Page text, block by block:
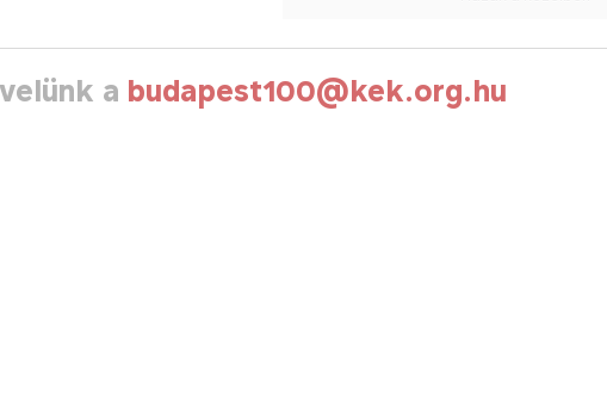
a budapest100@kek.org.hu